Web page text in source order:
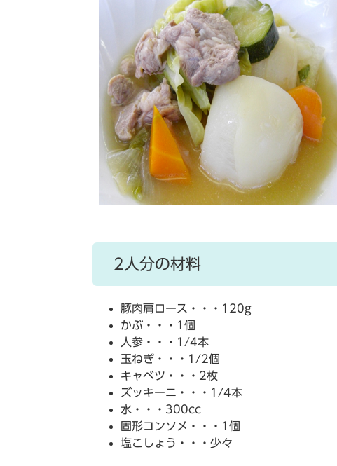
2人分の材料
豚肉肩ロース・・・120g
かぶ・・・1個
人参・・・1/4本
玉ねぎ・・・1/2個
キャベツ・・・2枚
ズッキーニ・・・1/4本
水・・・300cc
固形コンソメ・・・1個
塩こしょう・・・少々